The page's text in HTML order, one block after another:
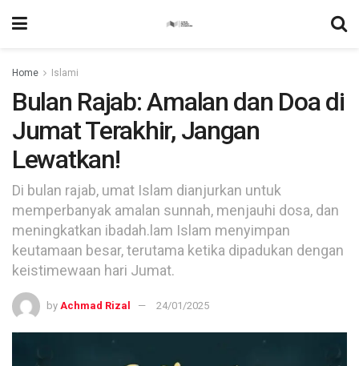
Home Islami
Bulan Rajab: Amalan dan Doa di
Jumat Terakhir, Jangan
Lewatkan!
Di bulan rajab, umat Islam dianjurkan untuk
memperbanyak amalan sunnah, menjauhi dosa, dan
meningkatkan ibadah.lam Islam menyimpan
keutamaan besar, terutama ketika dipadukan dengan
keistimewaan hari Jumat.
by Achmad Rizal 24/01/2025